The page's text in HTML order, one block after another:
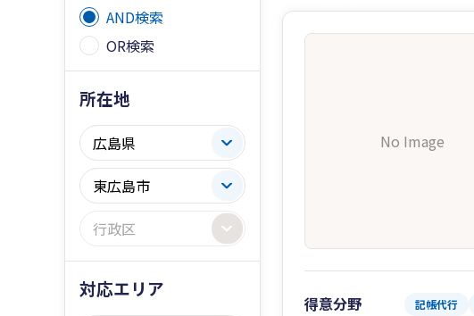
AND検索
OR検索
所在地
対応エリア
No Image
得意分野 記帳代行